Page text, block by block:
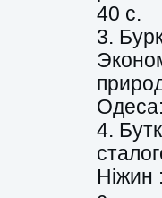
40 с.
3.
4.
Ніжин